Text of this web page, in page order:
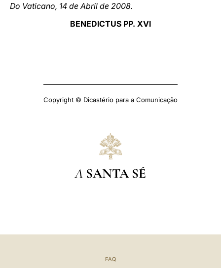
Do Vaticano, 14 de Abril de 2008.
BENEDICTUS PP. XVI
Copyright © Dicastério para a Comunicação
A SANTA SÉ
FAQ